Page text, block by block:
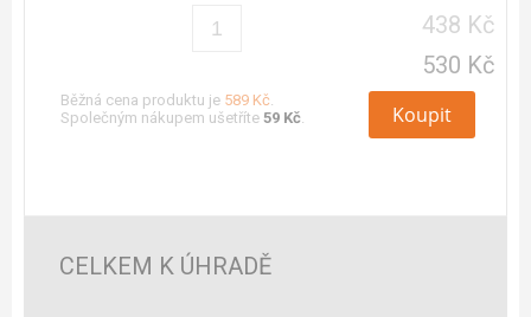
438 Kč
530 Kč
Běžná cena produktu je 589 Kč.
Společným nákupem ušetříte 59 Kč. Koupit
CELKEM K ÚHRADĚ